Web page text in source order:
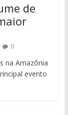
de
0
na Amazônia
evento